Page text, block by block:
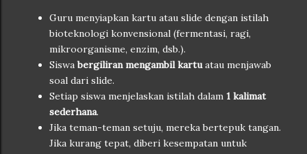
Guru menyiapkan kartu atau slide dengan istilah
bioteknologi konvensional (fermentasi, ragi,
mikroorganisme, enzim, dsb.).
Siswabergiliran mengambil kartuatau menjawab
soal dari slide.
Setiap siswa menjelaskan istilah dalam 1 kalimat
sederhana.
Jika teman-teman setuju, mereka bertepuk tangan.
Jika kurang tepat, diberi kesempatan untuk